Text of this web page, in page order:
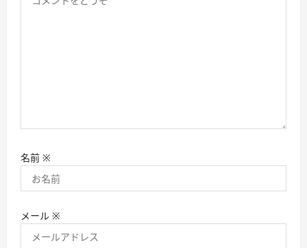
名前 ※
メール ※